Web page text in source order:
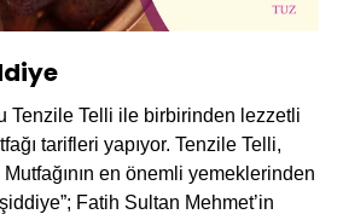
360P
Oynatma
Hızı
Tenzile Telli ile birbirinden lezzetli
tarifleri yapıyor. Tenzile Telli,
Mutfağının en önemli yemeklerinden
Fatih Sultan Mehmet’in